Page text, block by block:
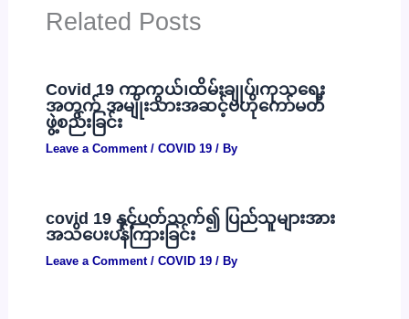
Related Posts
Covid 19 ကာကွယ်၊ထိမ်းချုပ်၊ကုသရေး
အတွက် အမျိုးသားအဆင့်ဗဟိုကော်မတီ
ဖွဲ့စည်းခြင်း
Leave a Comment / COVID 19/ By
covid 19 နှင့်ပတ်သက်၍ ပြည်သူများအား
အသိပေးပန်ကြားခြင်း
Leave a Comment / COVID 19/ By